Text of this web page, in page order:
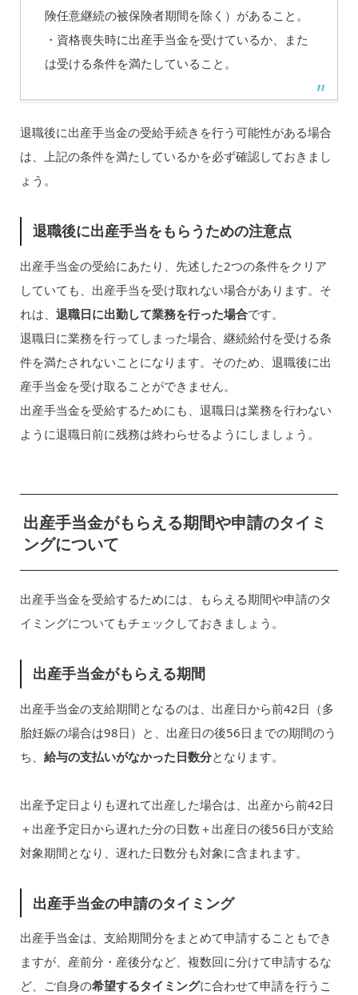
険任意継続の被保険者期間を除く）があること。
・資格喪失時に出産手当金を受けているか、また
は受ける条件を満たしていること。
退職後に出産手当金の受給手続きを行う可能性がある場合
は、上記の条件を満たしているかを必ず確認しておきまし
ょう。
退職後に出産手当をもらうための注意点
出産手当金の受給にあたり、先述した2つの条件をクリア
していても、出産手当を受け取れない場合があります。そ
れは、 退職日に出勤して業務を行った場合です。
退職日に業務を行ってしまった場合、継続給付を受ける条
件を満たされないことになります。そのため、退職後に出
産手当金を受け取ることができません。
出産手当金を受給するためにも、退職日は業務を行わない
ように退職日前に残務は終わらせるようにしましょう。
出産手当金がもらえる期間や申請のタイミ
ングについて
出産手当金を受給するためには、もらえる期間や申請のタ
イミングについてもチェックしておきましょう。
出産手当金がもらえる期間
出産手当金の支給期間となるのは、出産日から前42日（多
胎妊娠の場合は98日）と、出産日の後56日までの期間のう
ち、 給与の支払いがなかった日数分となります。
出産予定日よりも遅れて出産した場合は、出産から前42日
＋出産予定日から遅れた分の日数＋出産日の後56日が支給
対象期間となり、遅れた日数分も対象に含まれます。
出産手当金の申請のタイミング
出産手当金は、支給期間分をまとめて申請することもでき
ますが、産前分・産後分など、複数回に分けて申請するな
ど、ご自身の希望するタイミングに合わせて申請を行うこ